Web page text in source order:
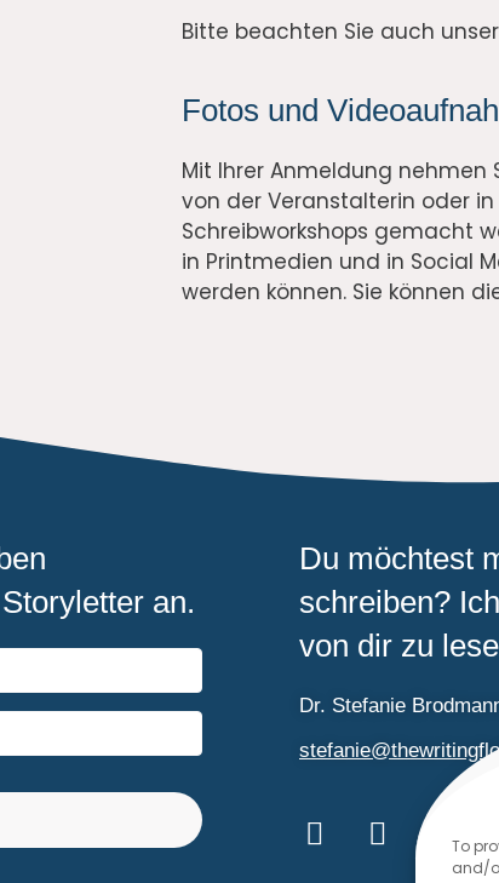
To
and/
Bitte beachten Sie auch
Fotos und
Mit Ihrer Anmeldung nehmen
von der Veranstalterin oder
Schreibworkshops gemacht
in Printmedien und in Social
werden können. Sie können
an.
Du möchtest
schreiben?
von dir zu
Dr. Stefanie